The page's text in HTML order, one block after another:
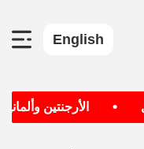
English
الأرجنتين وألمانيا